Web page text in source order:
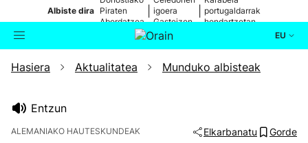
Albiste dira Piraten
Abordatzea
igoera
Gasteizen
portugaldarrak
hondartzetan
EU
Bilatzailea Aktualitatea
Hasiera Aktualitatea Munduko albisteak
Entzun
ALEMANIAKO HAUTESKUNDEAK Elkarbanatu Gorde